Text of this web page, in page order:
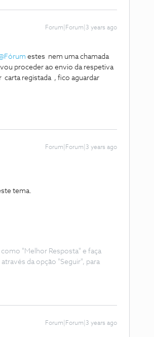
Forum|Forum|3 years ago
estes nem uma chamada
proceder ao envio da respetiva
registada , fico aguardar
Forum|Forum|3 years ago
tema.
"Melhor Resposta" e faça
da opção "Seguir", para
Forum|Forum|3 years ago